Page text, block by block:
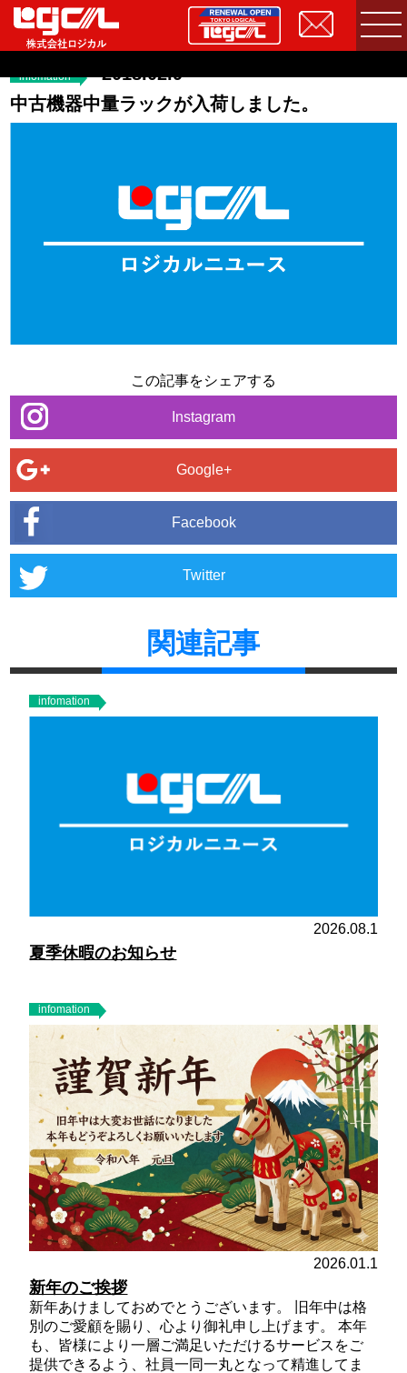
infomation
2018.02.9
中古機器中量ラックが入荷しました。
この記事をシェアする
Instagram
Google+
Facebook
Twitter
関連記事
infomation
2026.08.1
夏季休暇のお知らせ
infomation
2026.01.1
新年のご挨拶
新年あけましておめでとうございます。 旧年中は格
別のご愛顧を賜り、心より御礼申し上げます。 本年
も、皆様により一層ご満足いただけるサービスをご
提供できるよう、社員一同一丸となって精進してま